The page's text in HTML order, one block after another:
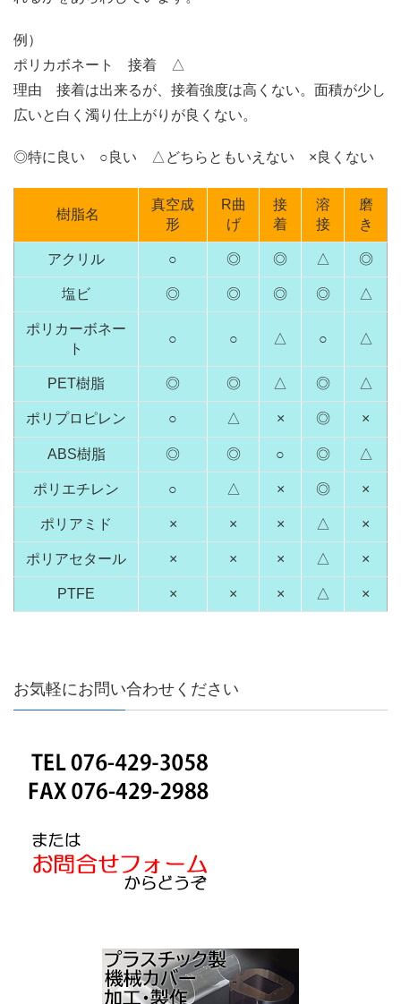
例）
ポリカボネート 接着 △
理由 接着は出来るが、接着強度は高くない。面積が少し
広いと白く濁り仕上がりが良くない。
◎特に良い ○良い △どちらともいえない ×良くない
樹脂名
真空成
形
R曲
げ
接
着
溶
接
磨
き
アクリル ○ ◎ ◎ △ ◎
塩ビ ◎ ◎ ◎ ◎ △
ポリカーボネー
ト
○ ○ △ ○ △
PET樹脂 ◎ ◎ △ ◎ △
ポリプロピレン ○ △ × ◎ ×
ABS樹脂 ◎ ◎ ○ ◎ △
ポリエチレン ○ △ × ◎ ×
ポリアミド × × × △ ×
ポリアセタール × × × △ ×
PTFE × × × △ ×
お気軽にお問い合わせください